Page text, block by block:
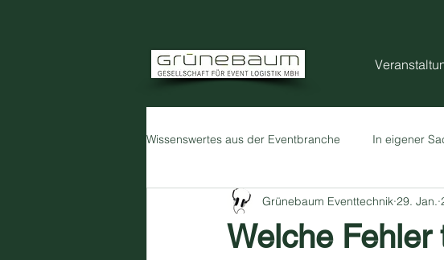
Wissenswertes aus der Eventbranche In eigener
Welche Fehler
Grünebaum Eventtechnik 29. Jan.